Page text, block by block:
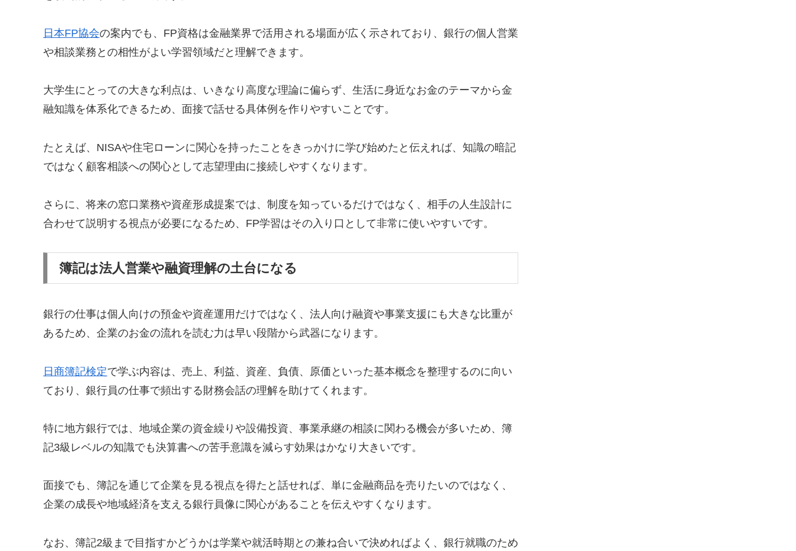
日本FP協会の案内でも、FP資格は金融業界で活用される場面が広く示されており、銀行の個人営業
や相談業務との相性がよい学習領域だと理解できます。
大学生にとっての大きな利点は、いきなり高度な理論に偏らず、生活に身近なお金のテーマから金
融知識を体系化できるため、面接で話せる具体例を作りやすいことです。
たとえば、NISAや住宅ローンに関心を持ったことをきっかけに学び始めたと伝えれば、知識の暗記
ではなく顧客相談への関心として志望理由に接続しやすくなります。
さらに、将来の窓口業務や資産形成提案では、制度を知っているだけではなく、相手の人生設計に
合わせて説明する視点が必要になるため、FP学習はその入り口として非常に使いやすいです。
簿記は法人営業や融資理解の土台になる
銀行の仕事は個人向けの預金や資産運用だけではなく、法人向け融資や事業支援にも大きな比重が
あるため、企業のお金の流れを読む力は早い段階から武器になります。
日商簿記検定で学ぶ内容は、売上、利益、資産、負債、原価といった基本概念を整理するのに向い
ており、銀行員の仕事で頻出する財務会話の理解を助けてくれます。
特に地方銀行では、地域企業の資金繰りや設備投資、事業承継の相談に関わる機会が多いため、簿
記3級レベルの知識でも決算書への苦手意識を減らす効果はかなり大きいです。
面接でも、簿記を通じて企業を見る視点を得たと話せれば、単に金融商品を売りたいのではなく、
企業の成長や地域経済を支える銀行員像に関心があることを伝えやすくなります。
なお、簿記2級まで目指すかどうかは学業や就活時期との兼ね合いで決めればよく、銀行就職のため